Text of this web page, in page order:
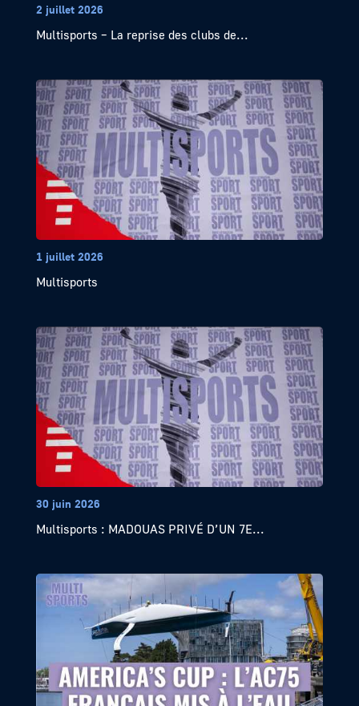
2 juillet 2026
Multisports – La reprise des clubs de...
1 juillet 2026
Multisports
30 juin 2026
Multisports : MADOUAS PRIVÉ D’UN 7E...